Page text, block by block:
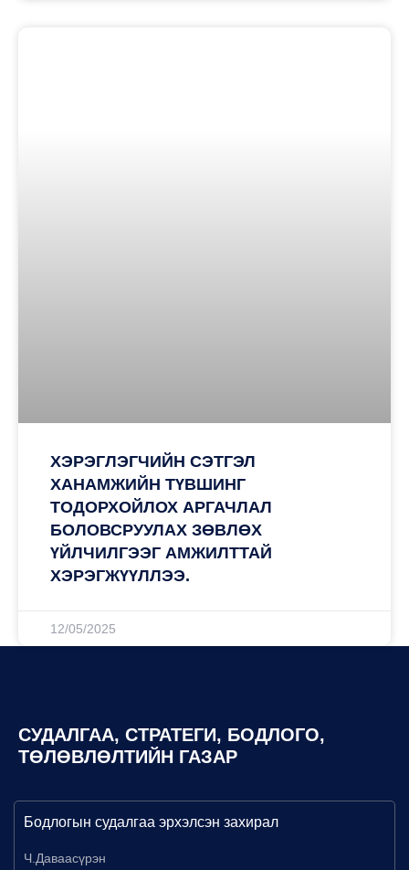
ХЭРЭГЛЭГЧИЙН СЭТГЭЛ
ХАНАМЖИЙН ТҮВШИНГ
ТОДОРХОЙЛОХ АРГАЧЛАЛ
БОЛОВСРУУЛАХ ЗӨВЛӨХ
ҮЙЛЧИЛГЭЭГ АМЖИЛТТАЙ
ХЭРЭГЖҮҮЛЛЭЭ.
12/05/2025
СУДАЛГАА, СТРАТЕГИ, БОДЛОГО,
ТӨЛӨВЛӨЛТИЙН ГАЗАР
Бодлогын судалгаа эрхэлсэн захирал
Ч.Даваасүрэн